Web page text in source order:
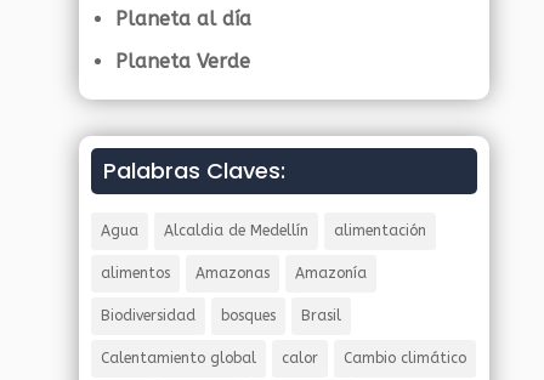
Planeta al día
Planeta Verde
Palabras Claves:
Agua Alcaldia de Medellín alimentación
alimentos Amazonas Amazonía
Biodiversidad bosques Brasil
Calentamiento global calor Cambio climático